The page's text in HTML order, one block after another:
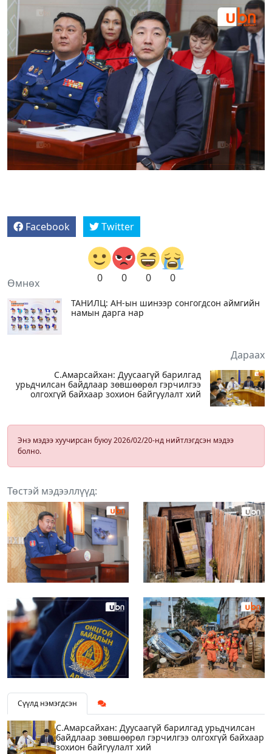
Facebook Twitter
0 0 0 0
Өмнөх
ТАНИЛЦ: АН-ын шинээр сонгогдсон аймгийн
намын дарга нар
Дараах
С.Амарсайхан: Дуусаагүй барилгад
урьдчилсан байдлаар зөвшөөрөл гэрчилгээ
олгохгүй байхаар зохион байгуулалт хий
Энэ мэдээ хуучирсан буюу 2026/02/20-нд нийтлэгдсэн мэдээ
болно.
Төстэй мэдээллүүд:
Сүүлд нэмэгдсэн
С.Амарсайхан: Дуусаагүй барилгад урьдчилсан
байдлаар зөвшөөрөл гэрчилгээ олгохгүй байхаар
зохион байгуулалт хий